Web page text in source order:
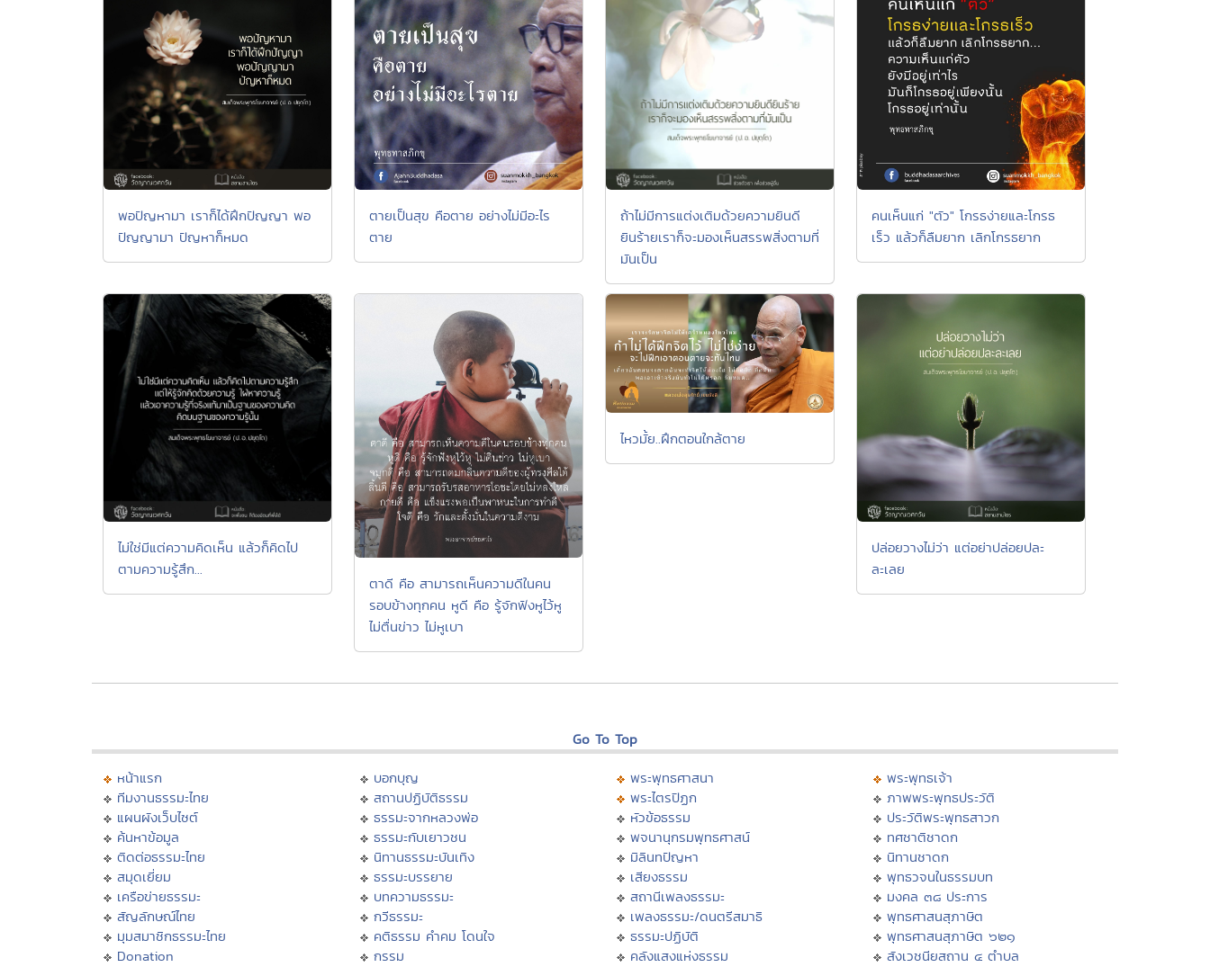
พอปัญหามา เราก็ได้ฝึกปัญญา พอ
ปัญญามา ปัญหาก็หมด
ตายเป็นสุข คือตาย อย่างไม่มีอะไร
ตาย
ถ้าไม่มีการแต่งเติมด้วยความยินดี
ยินร้ายเราก็จะมองเห็นสรรพสิ่งตามที่
มันเป็น
คนเห็นแก่ "ตัว" โกรธง่ายและโกรธ
เร็ว แล้วก็ลืมยาก เลิกโกรธยาก
ไม่ใช่มีแต่ความคิดเห็น แล้วก็คิดไป
ตามความรู้สึก...
ตาดี คือ สามารถเห็นความดีในคน
รอบข้างทุกคน หูดี คือ รู้จักฟังหูไว้หู
ไม่ตื่นข่าว ไม่หูเบา
ไหวมั้ย..ฝึกตอนใกล้ตาย
ปล่อยวางไม่ว่า แต่อย่าปล่อยปละ
ละเลย
Go To Top
หน้าแรก
ทีมงานธรรมะไทย
แผนผังเว็บไซต์
ค้นหาข้อมูล
ติดต่อธรรมะไทย
สมุดเยี่ยม
เครือข่ายธรรมะ
สัญลักษณ์ไทย
มุมสมาชิกธรรมะไทย
Donation
บอกบุญ
สถานปฏิบัติธรรม
ธรรมะจากหลวงพ่อ
ธรรมะกับเยาวชน
นิทานธรรมะบันเทิง
ธรรมะบรรยาย
บทความธรรมะ
กวีธรรมะ
คติธรรม คำคม โดนใจ
กรรม
พระพุทธศาสนา
พระไตรปิฏก
หัวข้อธรรม
พจนานุกรมพุทธศาสน์
มิลินทปัญหา
เสียงธรรม
สถานีเพลงธรรมะ
เพลงธรรมะ/ดนตรีสมาธิ
ธรรมะปฏิบัติ
คลังแสงแห่งธรรม
พระพุทธเจ้า
ภาพพระพุทธประวัติ
ประวัติพระพุทธสาวก
ทศชาติชาดก
นิทานชาดก
พุทธวจนในธรรมบท
มงคล ๓๘ ประการ
พุทธศาสนสุภาษิต
พุทธศาสนสุภาษิต ๖๒๑
สังเวชนียสถาน ๔ ตำบล